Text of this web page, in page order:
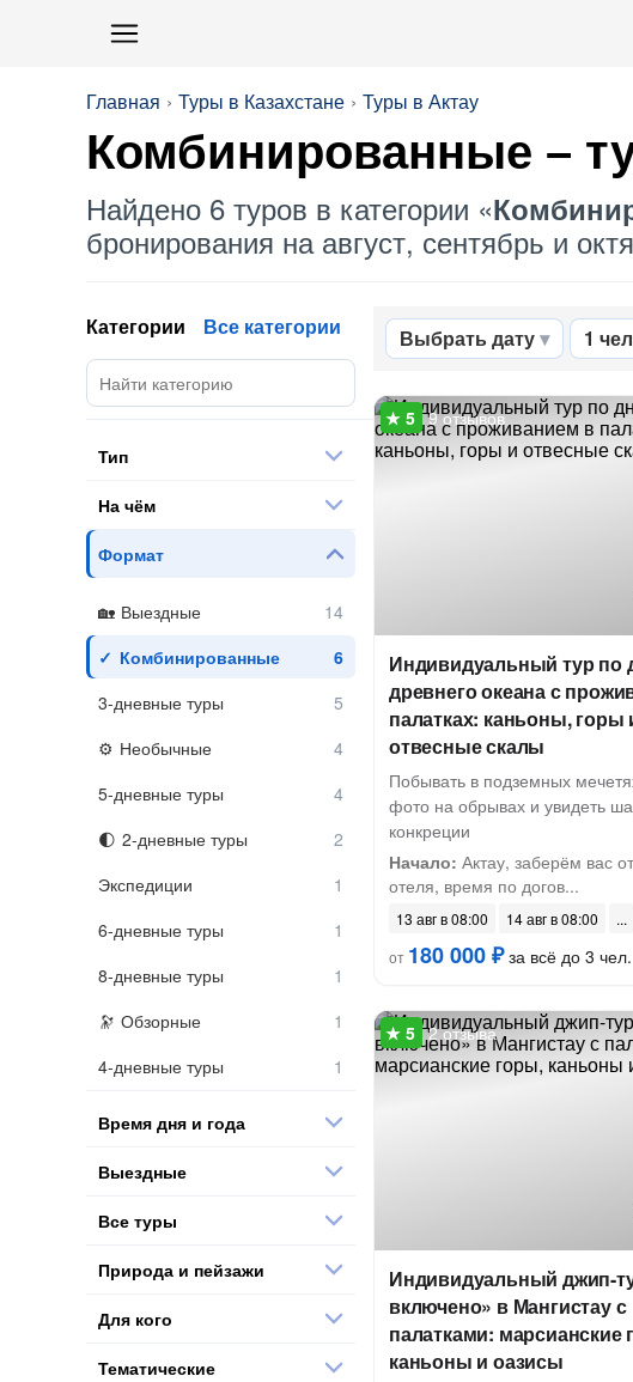
Главная Туры в Казахстане Туры в Актау
Комбинированные –
Найдено 6 туров в категории «
бронирования на август, сентябрь и
Выбрать дату 1
9 отзывов
Индивидуальный тур по
древнего океана с
палатках: каньоны, горы
отвесные скалы
Побывать в подземных
фото на обрывах и увидеть
конкреции
Начало: Актау, заберём вас
отеля, время по догов...
13 авг в 08:00
14 авг в 08:00
от 180 000 ₽за всё до 3 чел.
2 отзыва
Индивидуальный джип-
включено» в Мангистау с
палатками: марсианские
каньоны и оазисы
Категории Все категории
Тип
На чём
Формат
Выездные
Комбинированные
3-дневные туры
Необычные
5-дневные туры
2-дневные туры
Экспедиции
6-дневные туры
8-дневные туры
Обзорные
4-дневные туры
Время дня и года
Выездные
Все туры
Природа и пейзажи
Для кого
Тематические